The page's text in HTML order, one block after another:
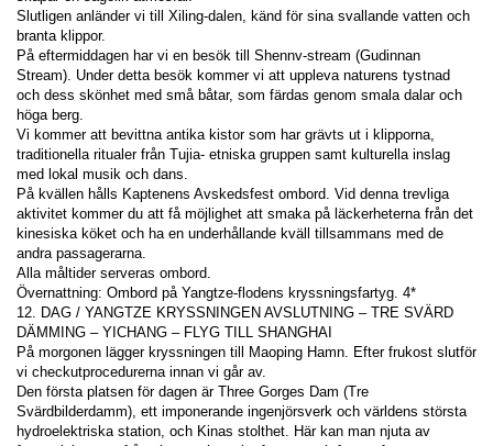
Slutligen anländer vi till Xiling-dalen, känd för sina svallande vatten och
branta klippor.
På eftermiddagen har vi en besök till Shennv-stream (Gudinnan
Stream). Under detta besök kommer vi att uppleva naturens tystnad
och dess skönhet med små båtar, som färdas genom smala dalar och
höga berg.
Vi kommer att bevittna antika kistor som har grävts ut i klipporna,
traditionella ritualer från Tujia- etniska gruppen samt kulturella inslag
med lokal musik och dans.
På kvällen hålls Kaptenens Avskedsfest ombord. Vid denna trevliga
aktivitet kommer du att få möjlighet att smaka på läckerheterna från det
kinesiska köket och ha en underhållande kväll tillsammans med de
andra passagerarna.
Alla måltider serveras ombord.
Övernattning: Ombord på Yangtze-flodens kryssningsfartyg. 4*
12. DAG / YANGTZE KRYSSNINGEN AVSLUTNING – TRE SVÄRD
DÄMMING – YICHANG – FLYG TILL SHANGHAI
På morgonen lägger kryssningen till Maoping Hamn. Efter frukost slutför
vi checkutprocedurerna innan vi går av.
Den första platsen för dagen är Three Gorges Dam (Tre
Svärdbilderdamm), ett imponerande ingenjörsverk och världens största
hydroelektriska station, och Kinas stolthet. Här kan man njuta av